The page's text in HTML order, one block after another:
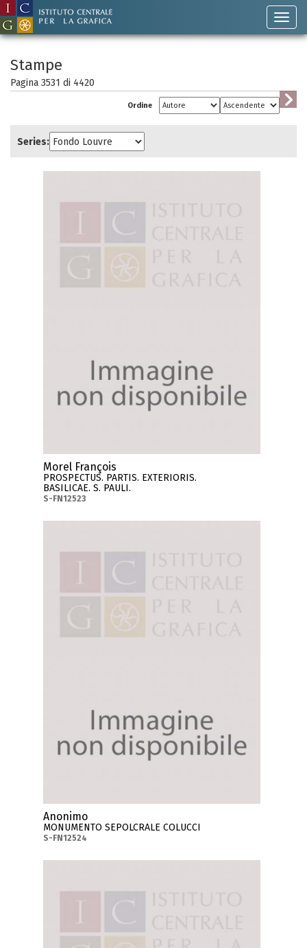
Stampe
Pagina 3531 di 4420
Ordine
Series:
Morel François
PROSPECTUS. PARTIS. EXTERIORIS.
BASILICAE. S. PAULI.
S-FN12523
Anonimo
MONUMENTO SEPOLCRALE COLUCCI
S-FN12524